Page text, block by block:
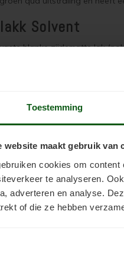
Toestemming
website maakt gebruik van
cookies om
te analyseren.
adverteren en analyse.
of die ze hebben
Solvent
blanke zijdematte lak
ondergronden zoals; beton,
van vloeren die zijn
behandelen
betoncoating
van harde ondergronden
het overlakken van oude
van oude Oxan Olie